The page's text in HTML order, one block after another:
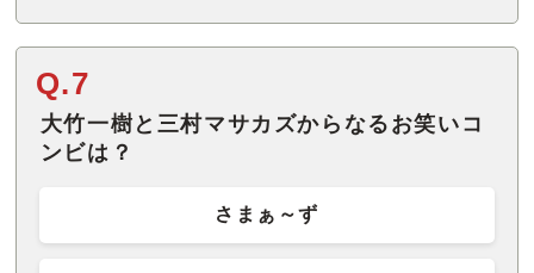
Q.7
大竹一樹と三村マサカズからなるお笑いコ
ンビは？
さまぁ～ず